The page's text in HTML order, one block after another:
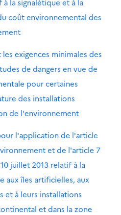
la signalétique et à la
coût environnemental des
exigences minimales des
de dangers en vue de
pour certaines
des installations
de l'environnement
l'application de l'article
et de l'article 7
juillet 2013 relatif à la
aux îles artificielles, aux
et à leurs installations
et dans la zone